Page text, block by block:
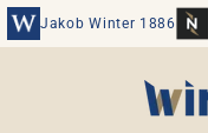
zum
Inhalt
Jakob Winter 1886